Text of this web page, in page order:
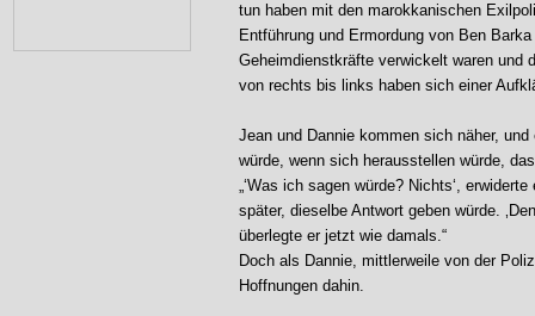
tun haben mit den marokkanischen
Entführung und Ermordung von Ben
Geheimdienstkräfte verwickelt waren und
von rechts bis links haben sich einer
Jean und Dannie kommen sich näher,
würde, wenn sich herausstellen würde,
„‘Was ich sagen würde? Nichts‘,
später, dieselbe Antwort geben würde.
überlegte er jetzt wie damals.“
Doch als Dannie, mittlerweile von der
Hoffnungen dahin.